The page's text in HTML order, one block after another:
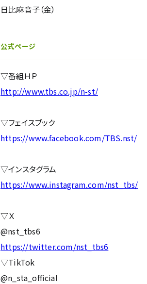
日比麻音子（金）
公式ページ
▽番組ＨＰ
http://www.tbs.co.jp/n-st/
▽フェイスブック
https://www.facebook.com/TBS.nst/
▽インスタグラム
https://www.instagram.com/nst_tbs/
▽Ｘ
@nst_tbs6
https://twitter.com/nst_tbs6
▽TikTok
@n_sta_official